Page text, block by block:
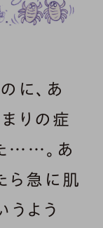
に、あ
りの症
……。あ
ら急に肌
よう